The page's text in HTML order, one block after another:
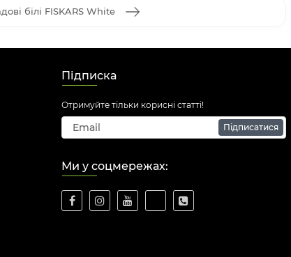
білі FISKARS White
Підписка
Отримуйте тільки корисні статті!
Підписатися
Ми у соцмережах: